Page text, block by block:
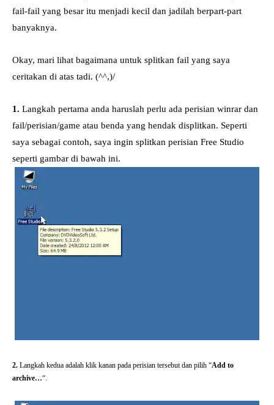
fail-fail yang besar itu menjadi kecil dan jadilah berpart-part
banyaknya.
Okay, mari lihat bagaimana untuk splitkan fail yang saya
ceritakan di atas tadi. (^^,)/
1. Langkah pertama anda haruslah perlu ada perisian winrar dan
fail/perisian/game atau benda yang hendak displitkan. Seperti
saya sebagai contoh, saya ingin splitkan perisian Free Studio
seperti gambar di bawah ini.
2. Langkah kedua adalah klik kanan pada perisian tersebut dan pilih “Add to
archive…“.